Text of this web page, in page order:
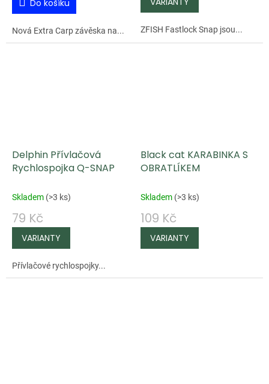
Do košíku
Nová Extra Carp závěska na... ZFISH Fastlock Snap jsou...
Delphin Přívlačová
Rychlospojka Q-SNAP
Skladem (>3 ks)
79 Kč
Přívlačové rychlospojky...
Black cat KARABINKA S
OBRATLÍKEM
Skladem (>3 ks)
109 Kč